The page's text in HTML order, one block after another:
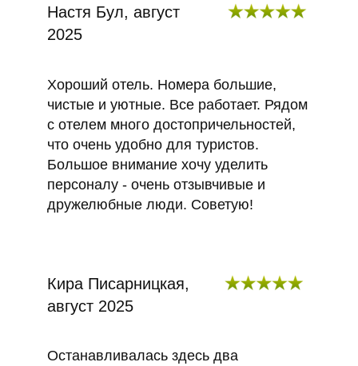
Настя Бул, август
2025
Хороший отель. Номера большие,
чистые и уютные. Все работает. Рядом
с отелем много достопричельностей,
что очень удобно для туристов.
Большое внимание хочу уделить
персоналу - очень отзывчивые и
дружелюбные люди. Советую!
Кира Писарницкая,
август 2025
Останавливалась здесь два